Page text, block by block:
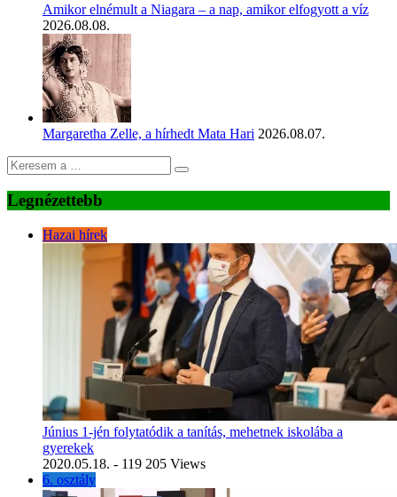
Amikor elnémult a Niagara – a nap, amikor elfogyott a víz
2026.08.08.
Margaretha Zelle, a hírhedt Mata Hari 2026.08.07.
Legnézettebb
Hazai hírek
Június 1-jén folytatódik a tanítás, mehetnek iskolába a
gyerekek
2020.05.18. - 119 205 Views
6. osztály